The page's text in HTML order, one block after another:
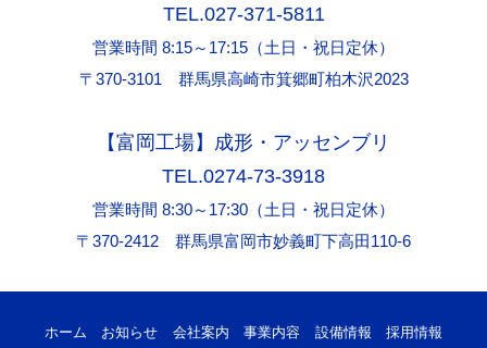
TEL.027-371-5811
営業時間 8:15～17:15（土日・祝日定休）
〒370-3101 群馬県高崎市箕郷町柏木沢2023
【富岡工場】成形・アッセンブリ
TEL.0274-73-3918
営業時間 8:30～17:30（土日・祝日定休）
〒370-2412 群馬県富岡市妙義町下高田110-6
ホーム お知らせ 会社案内 事業内容 設備情報 採用情報